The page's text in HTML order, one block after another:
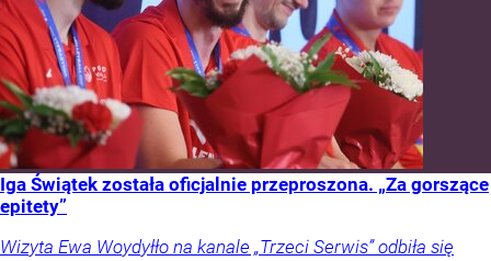
Iga Świątek została oficjalnie przeproszona. „Za gorszące
epitety”
Wizyta Ewa Woydyłło na kanale „Trzeci Serwis” odbiła się